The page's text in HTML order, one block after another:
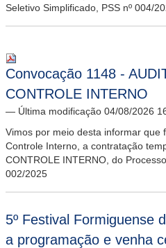
Seletivo Simplificado, PSS nº 004/
Convocação 1148 -
CONTROLE INTERNO
— Última modificação 04/08/2026
Vimos por meio desta informar que
Controle Interno, a contratação
CONTROLE INTERNO, do
002/2025
5º Festival Formiguense
a programação e venha